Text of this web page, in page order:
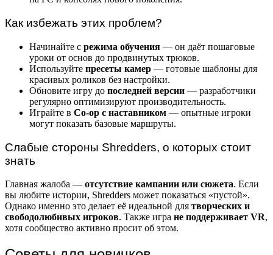
Как избежать этих проблем?
Начинайте с режима обучения — он даёт пошаговые
уроки от основ до продвинутых трюков.
Используйте пресеты камер — готовые шаблоны для
красивых роликов без настройки.
Обновите игру до последней версии — разработчики
регулярно оптимизируют производительность.
Играйте в Co-op с наставником — опытные игроки
могут показать базовые маршруты.
Слабые стороны Shredders, о которых стоит
знать
Главная жалоба — отсутствие кампании или сюжета. Если
вы любите истории, Shredders может показаться «пустой».
Однако именно это делает её идеальной для творческих и
свободолюбивых игроков. Также игра не поддерживает VR,
хотя сообщество активно просит об этом.